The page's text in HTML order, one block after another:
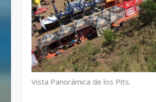
Vista Panorámica de los Pits.